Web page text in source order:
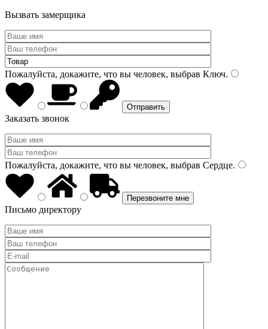
Вызвать замерщика
Пожалуйста, докажите, что вы человек, выбрав Ключ.
Заказать звонок
Пожалуйста, докажите, что вы человек, выбрав Сердце.
Письмо директору